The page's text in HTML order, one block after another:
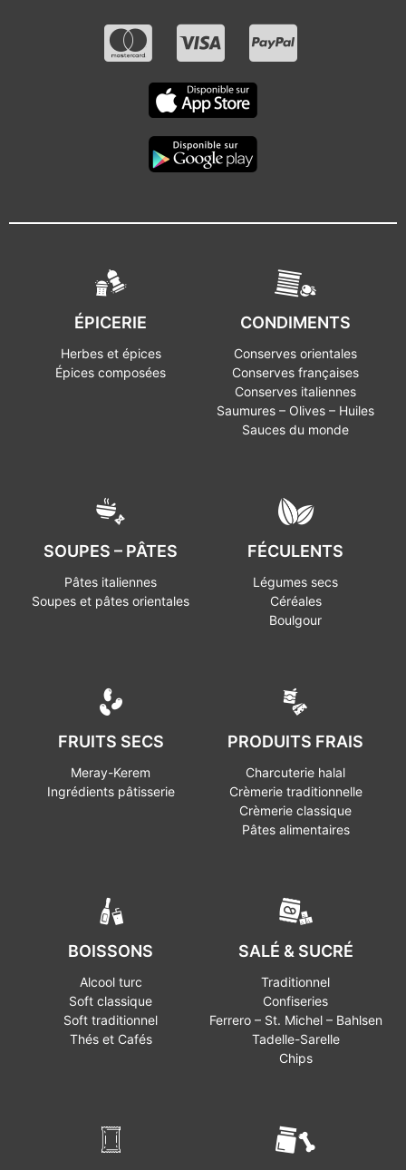
ÉPICERIE
Herbes et épices
Épices composées
CONDIMENTS
Conserves orientales
Conserves françaises
Conserves italiennes
Saumures – Olives – Huiles
Sauces du monde
SOUPES – PÂTES
Pâtes italiennes
Soupes et pâtes orientales
FÉCULENTS
Légumes secs
Céréales
Boulgour
FRUITS SECS
Meray-Kerem
Ingrédients pâtisserie
PRODUITS FRAIS
Charcuterie halal
Crèmerie traditionnelle
Crèmerie classique
Pâtes alimentaires
BOISSONS
Alcool turc
Soft classique
Soft traditionnel
Thés et Cafés
SALÉ & SUCRÉ
Traditionnel
Confiseries
Ferrero – St. Michel – Bahlsen
Tadelle-Sarelle
Chips